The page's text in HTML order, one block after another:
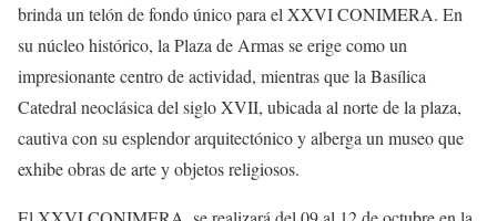
brinda un telón de fondo único para el XXVI CONIMERA. En
su núcleo histórico, la Plaza de Armas se erige como un
impresionante centro de actividad, mientras que la Basílica
Catedral neoclásica del siglo XVII, ubicada al norte de la plaza,
cautiva con su esplendor arquitectónico y alberga un museo que
exhibe obras de arte y objetos religiosos.